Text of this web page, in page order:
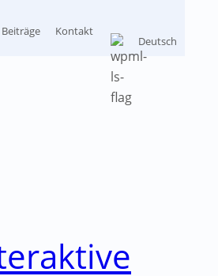
Beiträge Kontakt
Deutsch